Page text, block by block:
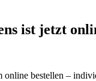
ist jetzt
bestellen –